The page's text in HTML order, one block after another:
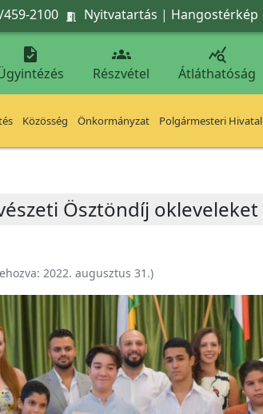
2100  Nyitvatartás | Hangostérkép
 
Részvétel

Átláthatóság
Közösség Önkormányzat Polgármesteri Hivatal
Ösztöndíj okleveleket
2022. augusztus 31.)